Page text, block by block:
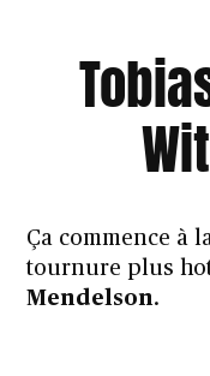
Ça commence à
tournure plus
Mendelson.